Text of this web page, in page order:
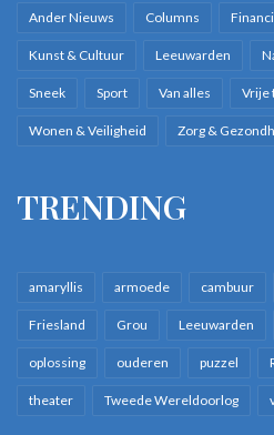
Ander Nieuws Columns
Kunst & Cultuur Leeuwarden
Sneek Sport Van alles Vrije
Wonen & Veiligheid Zorg &
TRENDING
amaryllis armoede cambuur
Friesland Grou Leeuwarden
oplossing ouderen puzzel
theater Tweede Wereldoorlog